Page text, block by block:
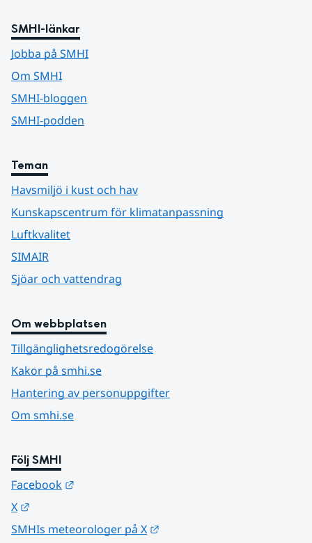
SMHI-länkar
Jobba på SMHI
Om SMHI
SMHI-bloggen
SMHI-podden
Teman
Havsmiljö i kust och hav
Kunskapscentrum för klimatanpassning
Luftkvalitet
SIMAIR
Sjöar och vattendrag
Om webbplatsen
Tillgänglighetsredogörelse
Kakor på smhi.se
Hantering av personuppgifter
Om smhi.se
Följ SMHI
Facebook
X
SMHIs meteorologer på X